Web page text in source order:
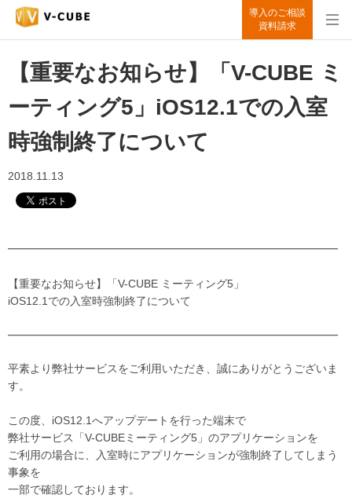
導入のご相談
資料請求
【重要なお知らせ】「V-CUBE ミ
ーティング5」iOS12.1での入室
時強制終了について
2018.11.13
━━━━━━━━━━━━━━━━━━━━━━━━━━━━━━
【重要なお知らせ】「V-CUBE ミーティング5」
iOS12.1での入室時強制終了について
━━━━━━━━━━━━━━━━━━━━━━━━━━━━━━
平素より弊社サービスをご利用いただき、誠にありがとうございま
す。
この度、iOS12.1へアップデートを行った端末で
弊社サービス「V-CUBEミーティング5」のアプリケーションを
ご利用の場合に、入室時にアプリケーションが強制終了してしまう
事象を
一部で確認しております。